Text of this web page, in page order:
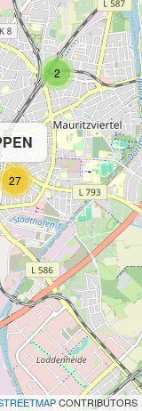
2
27
CONTRIBUTORS